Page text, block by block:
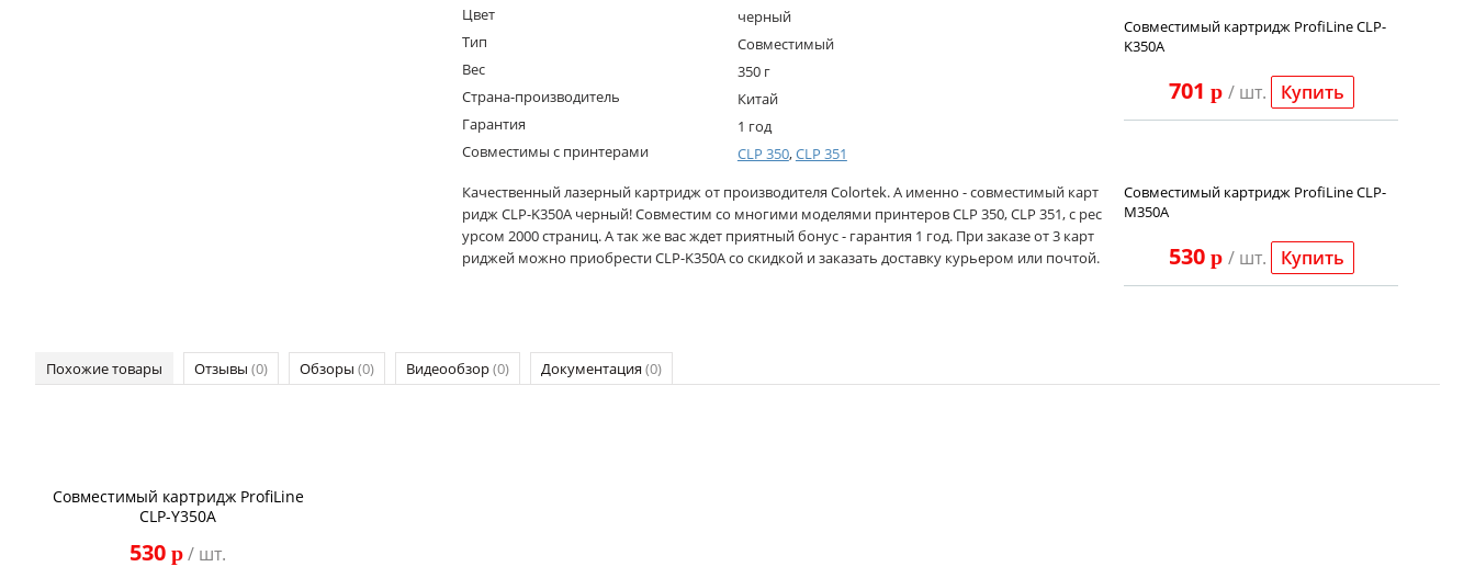
Цвет
черный
Тип
Совместимый
Вес
350 г
Страна-производитель
Китай
Гарантия
1 год
Совместимы с принтерами
CLP 350,CLP 351
Качественный лазерный картридж от производителя Colortek. А именно - совместимый карт
ридж CLP-K350A черный! Совместим со многими моделями принтеров CLP 350, CLP 351, с рес
урсом 2000 страниц. А так же вас ждет приятный бонус - гарантия 1 год. При заказе от 3 карт
риджей можно приобрести CLP-K350A со скидкой и заказать доставку курьером или почтой.
Совместимый картридж ProfiLine CLP-
K350A
701 p / шт. Купить
Совместимый картридж ProfiLine CLP-
M350A
530 p / шт. Купить
Похожие товары Отзывы (0) Обзоры (0) Видеообзор(0) Документация (0)
Совместимый картридж ProfiLine
CLP-Y350A
530 p/ шт.